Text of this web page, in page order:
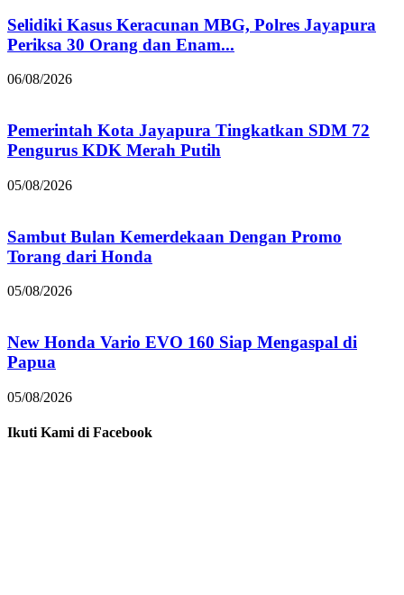
Selidiki Kasus Keracunan MBG, Polres Jayapura
Periksa 30 Orang dan Enam...
06/08/2026
Pemerintah Kota Jayapura Tingkatkan SDM 72
Pengurus KDK Merah Putih
05/08/2026
Sambut Bulan Kemerdekaan Dengan Promo
Torang dari Honda
05/08/2026
New Honda Vario EVO 160 Siap Mengaspal di
Papua
05/08/2026
Ikuti Kami di Facebook